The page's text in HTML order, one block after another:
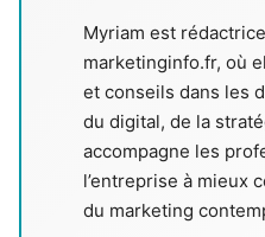
Myriam est
marketinginfo.fr, où
et conseils dans les
du digital, de la
accompagne les
l’entreprise à mieux
du marketing